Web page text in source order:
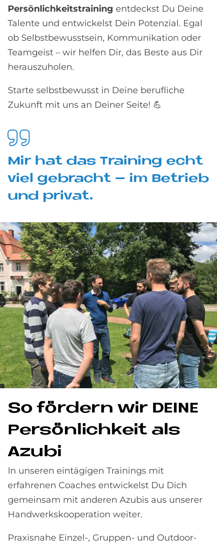
Persönlichkeitstraining entdeckst Du Deine
Talente und entwickelst Dein Potenzial. Egal
ob Selbstbewusstsein, Kommunikation oder
Teamgeist – wir helfen Dir, das Beste aus Dir
herauszuholen.
Starte selbstbewusst in Deine berufliche
Zukunft mit uns an Deiner Seite! 💪
Mir hat das Trai­ning echt
viel ge­bracht – im Be­trieb
und pri­vat.
So för­dern wir DE­I­NE
Per­sön­lich­keit als
Azu­bi
In unseren eintägigen Trainings mit
erfahrenen Coaches entwickelst Du Dich
gemeinsam mit anderen Azubis aus unserer
Handwerkskooperation weiter.
Praxisnahe Einzel-, Gruppen- und Outdoor-